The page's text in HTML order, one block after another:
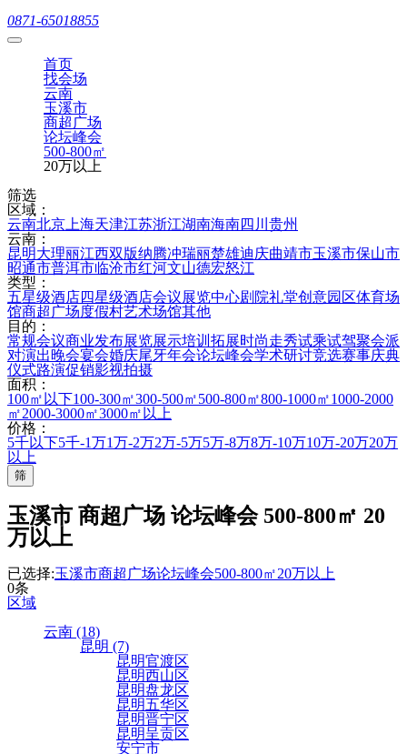
0871-65018855
首页
找会场
云南
玉溪市
商超广场
论坛峰会
500-800㎡
20万以上
筛选
区域：
云南北京 上海天津江苏浙江湖南海南四川 贵州
云南：
昆明大理丽江西双版纳腾冲瑞丽楚雄迪庆曲靖市玉溪市保山市
昭通市普洱市临沧市红河文山德宏怒江
类型：
五星级酒店四星级酒店会议展览中心剧院礼堂创意园区体育场
馆商超广场度假村艺术场馆其他
目的：
常规会议商业发布展览展示培训拓展时尚走秀试乘试驾聚会派
对演出晚会宴会婚庆尾牙年会论坛峰会学术研讨竞选赛事庆典
仪式路演促销影视拍摄
面积：
100㎡以下100-300㎡300-500㎡500-800㎡800-1000㎡1000-2000
㎡2000-3000㎡3000㎡以上
价格：
5千以下5千-1万1万-2万2万-5万5万-8万8万-10万10万-20万20万
以上
筛
玉溪市 商超广场 论坛峰会 500-800㎡ 20
万以上
已选择:玉溪市商超广场论坛峰会500-800㎡20万以上
0条
区域
云南 (18)
昆明 (7)
昆明官渡区
昆明西山区
昆明盘龙区
昆明五华区
昆明晋宁区
昆明呈贡区
安宁市